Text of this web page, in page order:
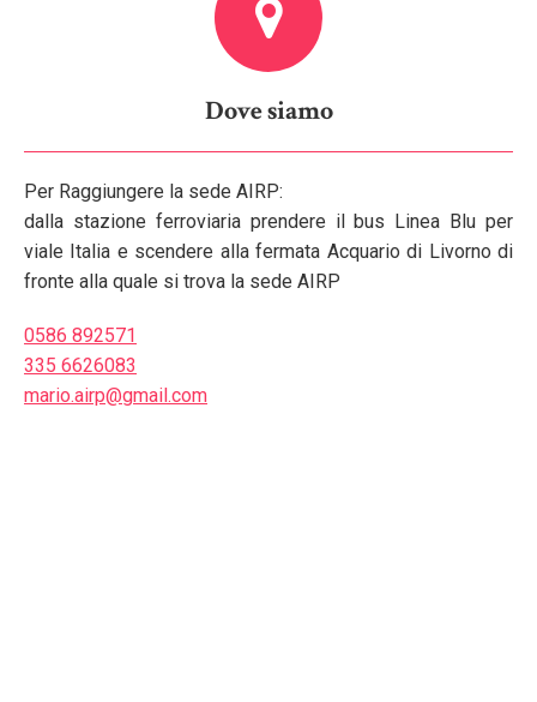
Dove siamo
Per Raggiungere la sede AIRP:
dalla stazione ferroviaria prendere il bus Linea Blu per
viale Italia e scendere alla fermata Acquario di Livorno di
fronte alla quale si trova la sede AIRP
0586 892571
335 6626083
mario.airp@gmail.com